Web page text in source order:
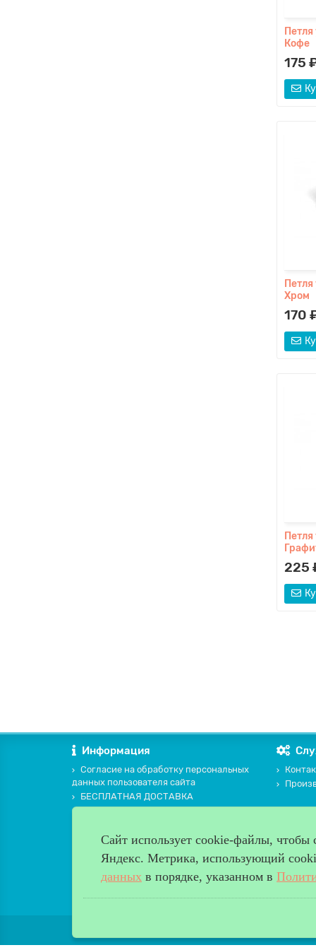
Кофе
175
Хром
170
225
Информация
Согласие на обработку персональных
данных пользователя сайта
БЕСПЛАТНАЯ ДОСТАВКА
ПОЛИТИКА В ОТНОШЕНИИ ОБРАБОТКИ
ПЕРСОНАЛЬНЫХ ДАННЫХ
Памятка покупателю
Мы продаем и устанавливаем двери с 2009года. Все
Сайт использует cookie-файлы, чтобы
Яндекс. Метрика, использующий
данных в порядке, указанном в